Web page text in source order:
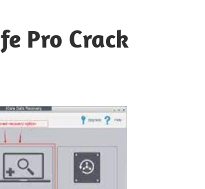
Pro Crack